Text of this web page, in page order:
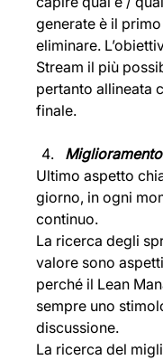
generate è il
eliminare.
Stream il più
pertanto allineata
finale.
Ultimo aspetto
giorno, in ogni
continuo.
La ricerca degli
valore sono
perché il Lean
sempre uno
discussione.
La ricerca del